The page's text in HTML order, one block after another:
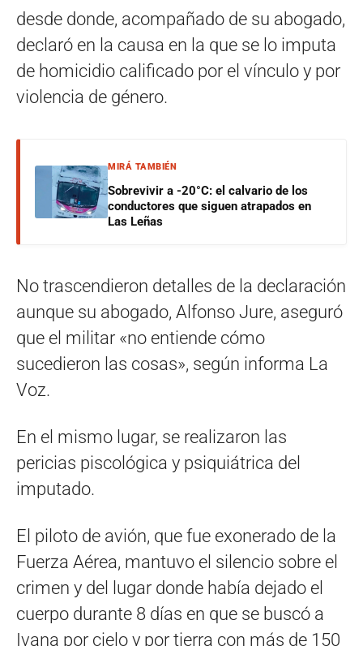
desde donde, acompañado de su abogado,
declaró en la causa en la que se lo imputa
de homicidio calificado por el vínculo y por
violencia de género.
MIRÁ TAMBIÉN
Sobrevivir a -20°C: el calvario de los
conductores que siguen atrapados en
Las Leñas
No trascendieron detalles de la declaración
aunque su abogado, Alfonso Jure, aseguró
que el militar «no entiende cómo
sucedieron las cosas», según informa La
Voz.
En el mismo lugar, se realizaron las
pericias piscológica y psiquiátrica del
imputado.
El piloto de avión, que fue exonerado de la
Fuerza Aérea, mantuvo el silencio sobre el
crimen y del lugar donde había dejado el
cuerpo durante 8 días en que se buscó a
Ivana por cielo y por tierra con más de 150